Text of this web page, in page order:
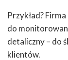
Przykład?
do
detaliczny – do
klientów.